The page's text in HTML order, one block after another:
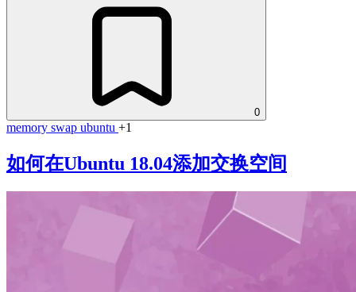
0
memory swap ubuntu +1
如何在Ubuntu 18.04添加交换空间